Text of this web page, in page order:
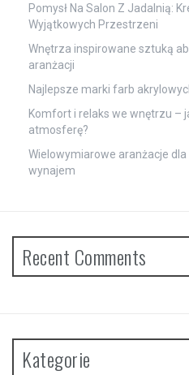
Pomysł Na Salon Z Jadalnią:
Wyjątkowych Przestrzeni
Wnętrza inspirowane sztuką
aranżacji
Najlepsze marki farb
Komfort i relaks we wnętrzu –
atmosferę?
Wielowymiarowe aranżacje
wynajem
Recent Comments
Kategorie